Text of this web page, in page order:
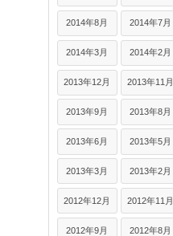
2014年8月 2014年7月
2014年3月 2014年2月
2013年12月 2013年11月
2013年9月 2013年8月
2013年6月 2013年5月
2013年3月 2013年2月
2012年12月 2012年11月
2012年9月 2012年8月